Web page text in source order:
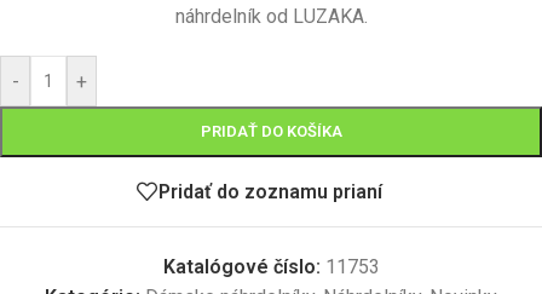
náhrdelník od LUZAKA.
- +
PRIDAŤ DO KOŠÍKA
Pridať do zoznamu prianí
Katalógové číslo: 11753